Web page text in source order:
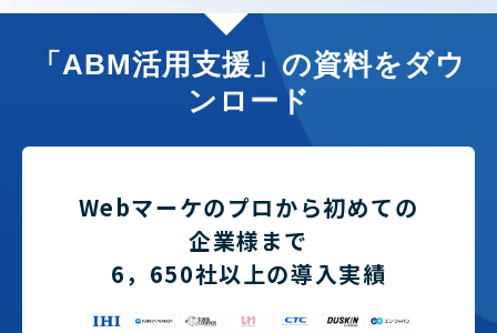
「ABM活用支援」の資料をダウ
ンロード
Webマーケのプロから初めての
企業様まで
6，650社以上の導入実績